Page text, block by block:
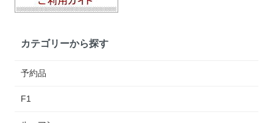
カテゴリーから探す
予約品
F1